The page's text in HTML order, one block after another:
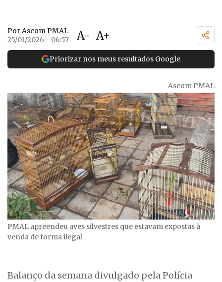
Por Ascom PMAL
25/01/2026 - 06:57
A- A+
Priorizar nos meus resultados Google
Ascom PMAL
PMAL apreendeu aves silvestres que estavam expostas à
venda de forma ilegal
Balanço da semana divulgado pela Polícia